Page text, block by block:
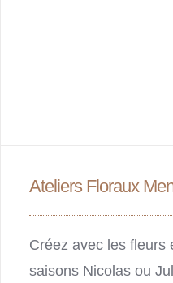
Ateliers Floraux
Créez avec les fleurs
saisons Nicolas ou